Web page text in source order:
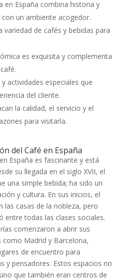
en España combina historia y
un ambiente acogedor.
variedad de cafés y bebidas para
es exquisita y complementa
actividades especiales que
del cliente.
la calidad, el servicio y el
para visitarla.
del Café en España
España es fascinante y está
su llegada en el siglo XVII, el
una simple bebida; ha sido un
y cultura. En sus inicios, el
las casas de la nobleza, pero
entre todas las clases sociales.
comenzaron a abrir sus
como Madrid y Barcelona,
de encuentro para
y pensadores. Estos espacios no
que también eran centros de